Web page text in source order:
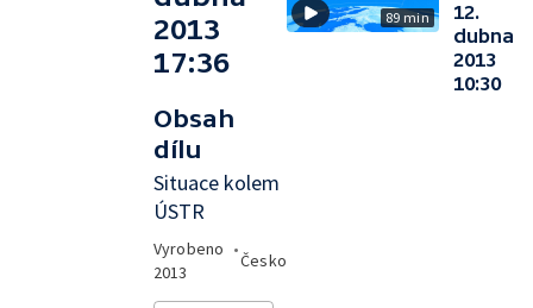
2013
17:36
Obsah
dílu
Situace kolem
ÚSTR
Vyrobeno
2013
•
Česko
89 min
12.
dubna
2013
10:30